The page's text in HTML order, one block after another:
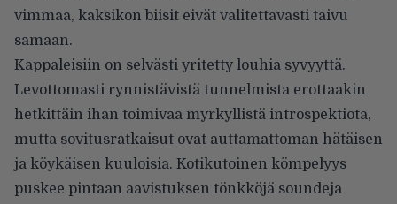
vimmaa, kaksikon biisit eivät valitettavasti taivu
samaan.
Kappaleisiin on selvästi yritetty louhia syvyyttä.
Levottomasti rynnistävistä tunnelmista erottaakin
hetkittäin ihan toimivaa myrkyllistä introspektiota,
mutta sovitusratkaisut ovat auttamattoman hätäisen
ja köykäisen kuuloisia. Kotikutoinen kömpelyys
puskee pintaan aavistuksen tönkköjä soundeja